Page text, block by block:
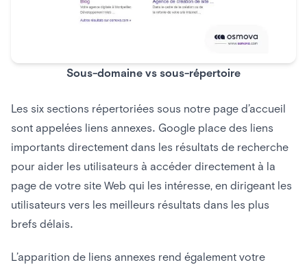
Sous-domaine vs sous-répertoire
Les six sections répertoriées sous notre page d’accueil
sont appelées liens annexes. Google place des liens
importants directement dans les résultats de recherche
pour aider les utilisateurs à accéder directement à la
page de votre site Web qui les intéresse, en dirigeant les
utilisateurs vers les meilleurs résultats dans les plus
brefs délais.
L’apparition de liens annexes rend également votre